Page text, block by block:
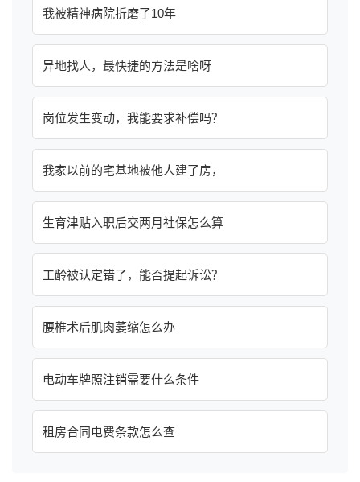
我被精神病院折磨了10年
异地找人，最快捷的方法是啥呀
岗位发生变动，我能要求补偿吗？
我家以前的宅基地被他人建了房，
生育津贴入职后交两月社保怎么算
工龄被认定错了，能否提起诉讼？
腰椎术后肌肉萎缩怎么办
电动车牌照注销需要什么条件
租房合同电费条款怎么查